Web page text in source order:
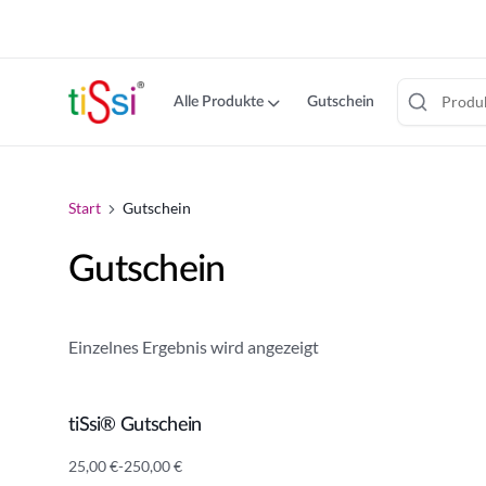
Alle Produkte Gutschein
Start Gutschein
Gutschein
Einzelnes Ergebnis wird angezeigt
Weiterlesen
tiSsi® Gutschein
25,00€-250,00€